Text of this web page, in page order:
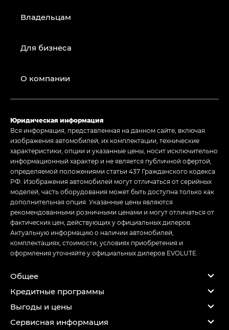
Владельцам
Для бизнеса
О компании
Юридическая информация
Вся информация, представленная на данном сайте, включая
изображения автомобилей, их комплектации, технические
характеристики, опции и указанные цены, носит исключительно
информационный характер и не является публичной офертой,
определяемой положениями статьи 437 Гражданского кодекса
РФ. Изображения автомобилей могут отличаться от серийных
моделей, часть оборудования может быть доступна только как
дополнительная опция. Указанные цены являются
рекомендованными розничными ценами и могут отличаться от
фактических цен, действующих у официальных дилеров.
Актуальную информацию о наличии автомобилей,
комплектациях, стоимости, условиях приобретения и
оформления уточняйте у официальных дилеров EVOLUTE.
Общее
Кредитные программы
Выгоды и цены
Сервисная информация